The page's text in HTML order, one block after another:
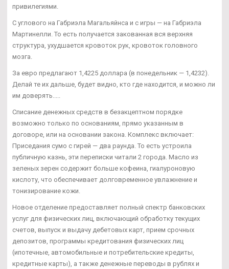
привилегиями.
С углового на Габриэла Магальяйнса и с игры — на Габриэла
Мартинелли. То есть получается закованная вся верхняя
структура, ухудшается кровоток рук, кровоток головного
мозга.
За евро предлагают 1,4225 доллара (в понедельник — 1,4232).
Делай те их дальше, будет видно, кто где находится, и можно ли
им доверять.....
Списание денежных средств в безакцептном порядке
возможно только по основаниям, прямо указанным в
договоре, или на основании закона. Комплекс включает:
Приседания сумо с гирей — два раунда. То есть устроила
публичную казнь, эти переписки читали 2 города. Масло из
зеленых зерен содержит больше кофеина, гиалуроновую
кислоту, что обеспечивает долговременное увлажнение и
тонизирование кожи.
Новое отделение предоставляет полный спектр банковских
услуг для физических лиц, включающий обработку текущих
счетов, выпуск и выдачу дебетовых карт, прием срочных
депозитов, программы кредитования физических лиц
(ипотечные, автомобильные и потребительские кредиты,
кредитные карты), а также денежные переводы в рублях и